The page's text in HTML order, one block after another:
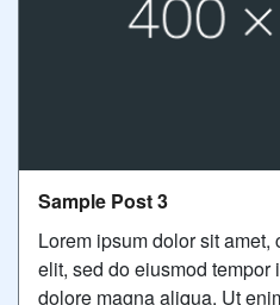
Sample Post 3
Lorem ipsum dolor sit
elit, sed do eiusmod tempor
dolore magna aliqua. Ut